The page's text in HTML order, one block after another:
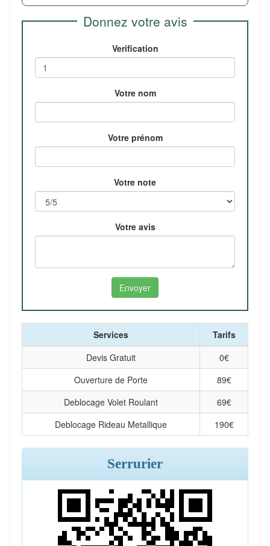
Donnez votre avis
Verification
Votre nom
Votre prénom
Votre note
Votre avis
Services
Tarifs
Devis Gratuit
0€
Ouverture de Porte
89€
Deblocage Volet Roulant
69€
Deblocage Rideau Metallique
190€
Serrurier